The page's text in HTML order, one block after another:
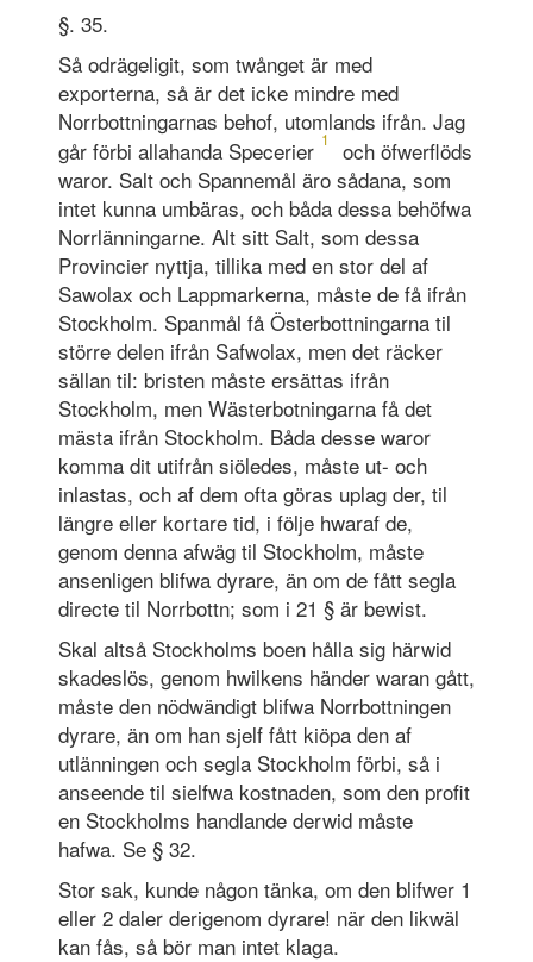
§. 35.
Så odrägeligit, som twånget är med
exporterna, så är det icke mindre med
Norrbottningarnas behof, utomlands ifrån. Jag
går förbi allahanda Specerier 1
och öfwerflöds
waror. Salt och Spannemål äro sådana, som
intet kunna umbäras, och båda dessa behöfwa
Norrlänningarne. Alt sitt Salt, som dessa
Provincier nyttja, tillika med en stor del af
Sawolax och Lappmarkerna, måste de få ifrån
Stockholm. Spanmål få Österbottningarna til
större delen ifrån Safwolax, men det räcker
sällan til: bristen måste ersättas ifrån
Stockholm, men Wästerbotningarna få det
mästa ifrån Stockholm. Båda desse waror
komma dit utifrån siöledes, måste ut- och
inlastas, och af dem ofta göras uplag der, til
längre eller kortare tid, i följe hwaraf de,
genom denna afwäg til Stockholm, måste
ansenligen blifwa dyrare, än om de fått segla
directe til Norrbottn; som i 21 § är bewist.
Skal altså Stockholms boen hålla sig härwid
skadeslös, genom hwilkens händer waran gått,
måste den nödwändigt blifwa Norrbottningen
dyrare, än om han sjelf fått kiöpa den af
utlänningen och segla Stockholm förbi, så i
anseende til sielfwa kostnaden, som den profit
en Stockholms handlande derwid måste
hafwa. Se § 32.
Stor sak, kunde någon tänka, om den blifwer 1
eller 2 daler derigenom dyrare! när den likwäl
kan fås, så bör man intet klaga.